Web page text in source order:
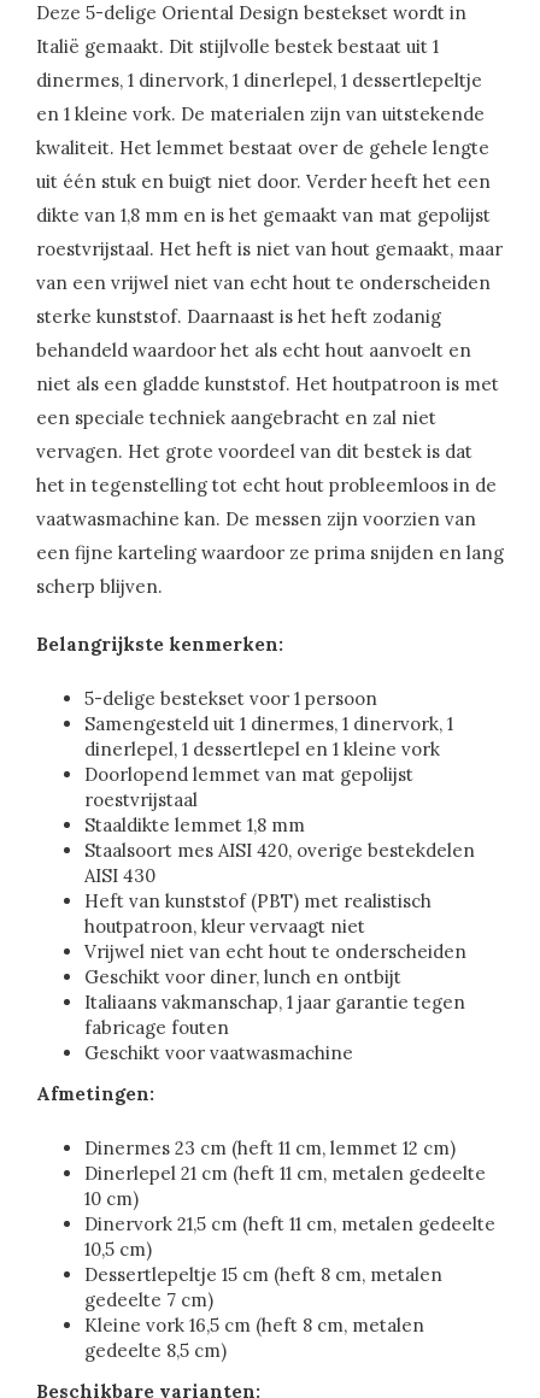
Deze 5-delige Oriental Design bestekset wordt in
Italië gemaakt. Dit stijlvolle bestek bestaat uit 1
dinermes, 1 dinervork, 1 dinerlepel, 1 dessertlepeltje
en 1 kleine vork. De materialen zijn van uitstekende
kwaliteit. Het lemmet bestaat over de gehele lengte
uit één stuk en buigt niet door. Verder heeft het een
dikte van 1,8 mm en is het gemaakt van mat gepolijst
roestvrijstaal. Het heft is niet van hout gemaakt, maar
van een vrijwel niet van echt hout te onderscheiden
sterke kunststof. Daarnaast is het heft zodanig
behandeld waardoor het als echt hout aanvoelt en
niet als een gladde kunststof. Het houtpatroon is met
een speciale techniek aangebracht en zal niet
vervagen. Het grote voordeel van dit bestek is dat
het in tegenstelling tot echt hout probleemloos in de
vaatwasmachine kan. De messen zijn voorzien van
een fijne karteling waardoor ze prima snijden en lang
scherp blijven.
Belangrijkste kenmerken:
5-delige bestekset voor 1 persoon
Samengesteld uit 1 dinermes, 1 dinervork, 1
dinerlepel, 1 dessertlepel en 1 kleine vork
Doorlopend lemmet van mat gepolijst
roestvrijstaal
Staaldikte lemmet 1,8 mm
Staalsoort mes AISI 420, overige bestekdelen
AISI 430
Heft van kunststof (PBT) met realistisch
houtpatroon, kleur vervaagt niet
Vrijwel niet van echt hout te onderscheiden
Geschikt voor diner, lunch en ontbijt
Italiaans vakmanschap, 1 jaar garantie tegen
fabricage fouten
Geschikt voor vaatwasmachine
Afmetingen:
Dinermes 23 cm (heft 11 cm, lemmet 12 cm)
Dinerlepel 21 cm (heft 11 cm, metalen gedeelte
10 cm)
Dinervork 21,5 cm (heft 11 cm, metalen gedeelte
10,5 cm)
Dessertlepeltje 15 cm (heft 8 cm, metalen
gedeelte 7 cm)
Kleine vork 16,5 cm (heft 8 cm, metalen
gedeelte 8,5 cm)
Beschikbare varianten: